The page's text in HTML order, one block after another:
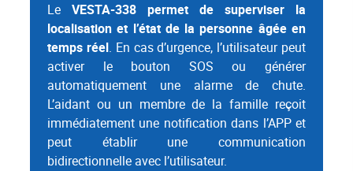
Le VESTA-338 permet de superviser la
localisation et l’état de la personne âgée en
temps réel. En cas d’urgence, l’utilisateur peut
activer le bouton SOS ou générer
automatiquement une alarme de chute.
L’aidant ou un membre de la famille reçoit
immédiatement une notification dans l’APP et
peut établir une communication
bidirectionnelle avec l’utilisateur.